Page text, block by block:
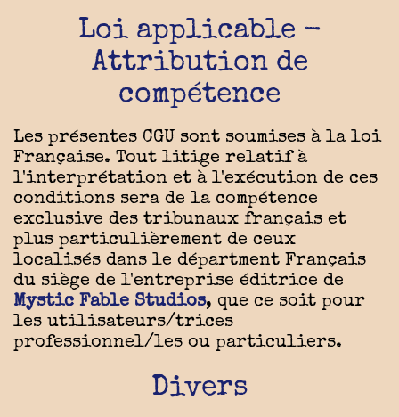
Loi applicable -
Attribution de
compétence
Les présentes CGU sont soumises à la loi
Française. Tout litige relatif à
l'interprétation et à l'exécution de ces
conditions sera de la compétence
exclusive des tribunaux français et
plus particulièrement de ceux
localisés dans le départment Français
du siège de l'entreprise éditrice de
Mystic Fable Studios, que ce soit pour
les utilisateurs/trices
professionnel/les ou particuliers.
Divers